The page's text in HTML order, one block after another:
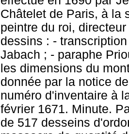
Châtelet de Paris, à la
peintre du roi,
dessins : -
Jabach ; - paraphe
les dimensions du
donnée par la notice
numéro d'inventaire à
février 1671. Minute.
de 517 desseins